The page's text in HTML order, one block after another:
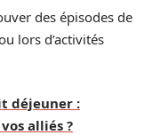
des épisodes de
lors d’activités
déjeuner :
alliés ?